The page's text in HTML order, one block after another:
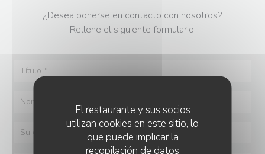
El restaurante y sus socios
utilizan cookies en este sitio, lo
que puede implicar la
recopilación de datos
¿Desea ponerse en contacto con nosotros?
Rellene el siguiente formulario.